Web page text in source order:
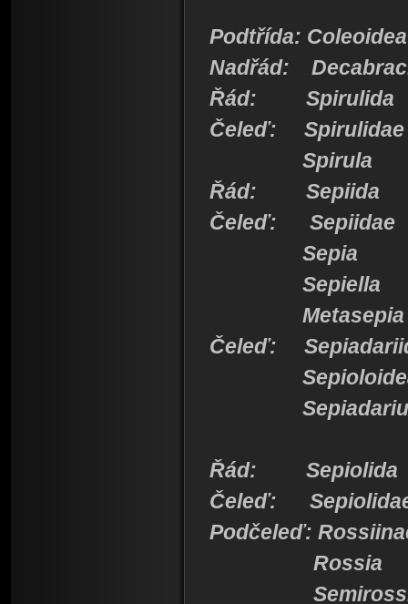
Podtřída: Coleoidea
Nadřád:
Řád: Spirulida
Čeleď: Spirulidae
Spirula
Řád: Sepiida
Čeleď: Sepiidae
Sepia
Sepiella
Metasepia
Čeleď:
Řád: Sepiolida
Čeleď:
Podčeleď:
Rossia